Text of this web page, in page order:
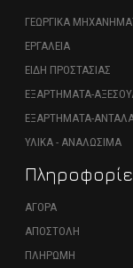
ΓΕΩΡΓΙΚΑ
ΕΡΓΑΛΕΙΑ
ΕΙΔΗ ΠΡΟΣΤΑΣΙΑΣ
ΕΞΑΡΤΗΜΑΤΑ-
ΕΞΑΡΤΗΜΑΤΑ-
ΥΛΙΚΑ - ΑΝΑΛΩΣΙΜΑ
ΑΓΟΡΑ
ΑΠΟΣΤΟΛΗ
ΠΛΗΡΩΜΗ